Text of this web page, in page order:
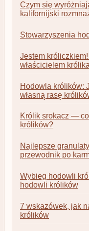
Czym się
kalifornijski
Stowarzyszenia
Jestem
właścicielem
Hodowla królików:
własną rasę
Królik srokacz —
królików?
Najlepsze
przewodnik po
Wybieg hodowli
hodowli królików
7 wskazówek, jak
królików